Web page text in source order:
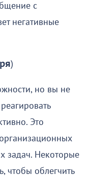
с
негативные
)
но вы не
Это
задач. Некоторые
чтобы облегчить